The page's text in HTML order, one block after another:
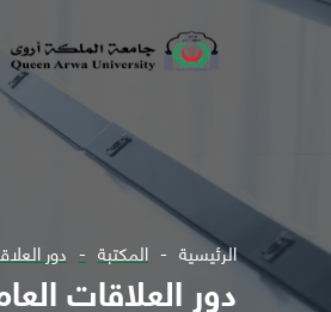
الرئيسية المكتبة دور
دور العلاقات